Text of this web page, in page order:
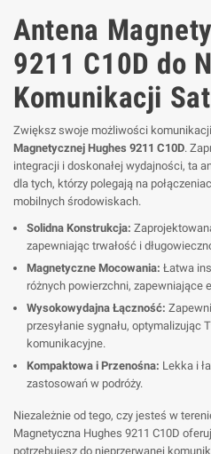
Antena
9211 C10D do
Komunikacji
Zwiększ swoje możliwości
Magnetycznej Hughes 9211 C10D.
integracji i doskonałej wydajności, ta
dla tych, którzy polegają na
mobilnych środowiskach.
Solidna Konstrukcja:
zapewniając trwałość i
Magnetyczne Mocowania: Łatwa
różnych powierzchni, zapewniające
Wysokowydajna Łączność:
przesyłanie sygnału, optymalizując
komunikacyjne.
Kompaktowa i Przenośna: Lekka i
zastosowań w podróży.
Niezależnie od tego, czy jesteś w
Magnetyczna Hughes 9211 C10D
potrzebujesz do nieprzerwanej